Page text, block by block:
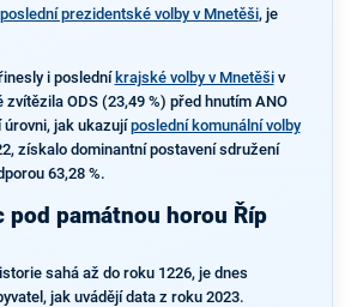
poslední prezidentské volby v Mnetěši, je
i poslední krajské volby v Mnetěšiv
zvítězila ODS (23,49 %) před hnutím ANO
úrovni, jak ukazujíposlední komunální volby
získalo dominantní postavení sdružení
63,28 %.
pod památnou horou Říp
sahá až do roku 1226, je dnes
jak uvádějí data z roku 2023.